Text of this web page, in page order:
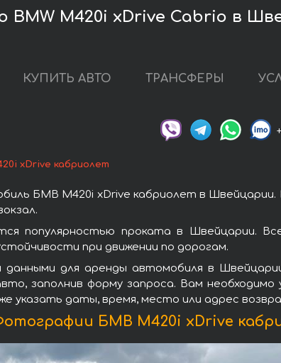
M420i xDrive Cabrio в
КУПИТЬ АВТО ТРАНСФЕРЫ
xDrive кабриолет
БМВ M420i xDrive кабриолет в
популярностью проката в Швейцарии.
при движении по дорогам.
для аренды автомобиля в
заполнив форму запроса. Вам
указать даты, время, место или адрес
БМВ M420i xDrive